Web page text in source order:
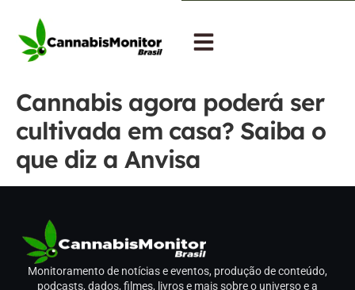
Cannabis agora poderá ser
cultivada em casa? Saiba o
que diz a Anvisa
Monitoramento de notícias e eventos, produção de conteúdo,
podcasts, dados, filmes, livros e mais sobre o universo e a